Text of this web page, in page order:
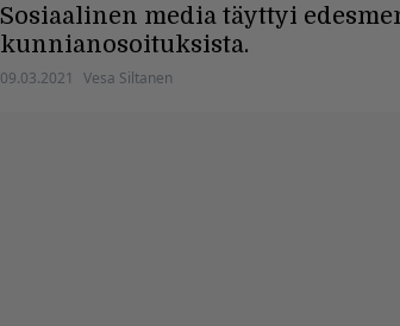
Sosiaalinen media täyttyi
kunnianosoituksista.
09.03.2021 Vesa Siltanen